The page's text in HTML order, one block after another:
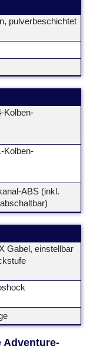
pulverbeschichtet
Kolben-
Kolben-
ABS (inkl.
Gabel, einstellbar
Adventure-